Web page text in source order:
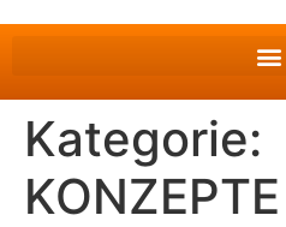
Kategorie:
KONZEPTE